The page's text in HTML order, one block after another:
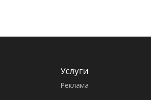
Услуги
Реклама